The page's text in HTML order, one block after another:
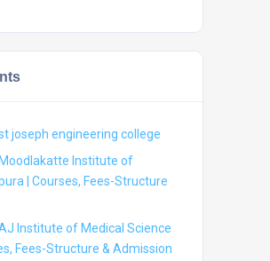
joseph engineering college
Moodlakatte Institute of
| Courses, Fees-Structure
Institute of Medical Science
Fees-Structure & Admission